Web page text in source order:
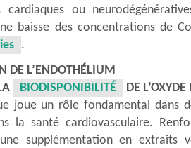
cardiaques ou
baisse des concentrations de
.
DE L’ENDOTHÉLIUM
BIODISPONIBILITÉ
DE
joue un rôle fondamental dans
la santé cardiovasculaire.
supplémentation en extraits